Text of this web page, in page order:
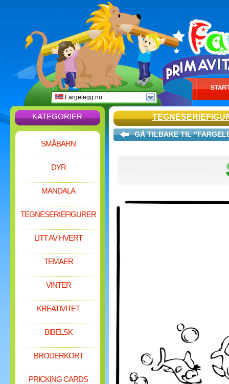
Fargelegg.no
KATEGORIER
SMÅBARN
DYR
MANDALA
TEGNESERIEFIGURER
LITT AV HVERT
TEMAER
VINTER
KREATIVITET
BIBELSK
BRODERKORT
PRICKING CARDS
GÅ TILBAKE TIL